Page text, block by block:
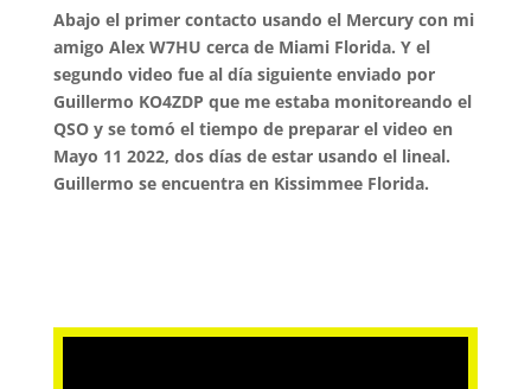
Abajo el primer contacto usando el Mercury con mi
amigo Alex W7HU cerca de Miami Florida. Y el
segundo video fue al día siguiente enviado por
Guillermo KO4ZDP que me estaba monitoreando el
QSO y se tomó el tiempo de preparar el video en
Mayo 11 2022, dos días de estar usando el lineal.
Guillermo se encuentra en Kissimmee Florida.